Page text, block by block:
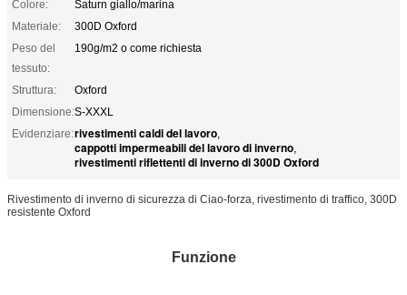
Colore:
Saturn giallo/marina
Materiale:
300D Oxford
Peso del
tessuto:
190g/m2 o come richiesta
Struttura:
Oxford
Dimensione:S-XXXL
Evidenziare:rivestimenti caldi del lavoro,
cappotti impermeabili del lavoro di inverno,
rivestimenti riflettenti di inverno di 300D Oxford
Rivestimento di inverno di sicurezza di Ciao-forza, rivestimento di traffico, 300D
resistente Oxford
Funzione